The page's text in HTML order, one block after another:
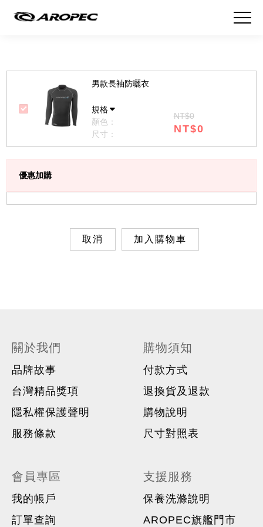
男款長袖防曬衣
規格
顏色：
尺寸：
NT$0
NT$0
優惠加購
取消 加入購物車
關於我們
品牌故事
台灣精品獎項
隱私權保護聲明
服務條款
購物須知
付款方式
退換貨及退款
購物說明
尺寸對照表
會員專區
我的帳戶
訂單查詢
支援服務
保養洗滌說明
AROPEC旗艦門市